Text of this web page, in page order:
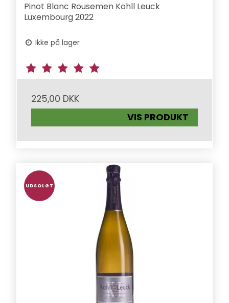
Pinot Blanc Rousemen Kohll Leuck
Luxembourg 2022
Ikke på lager
225,00 DKK
VIS PRODUKT
UDSOLGT